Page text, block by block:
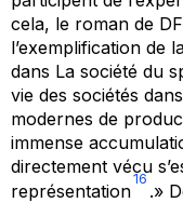
cela, le roman de
l’exemplification de
dans La société du
vie des sociétés
modernes de
immense
directement vécu
représentation
16
.»